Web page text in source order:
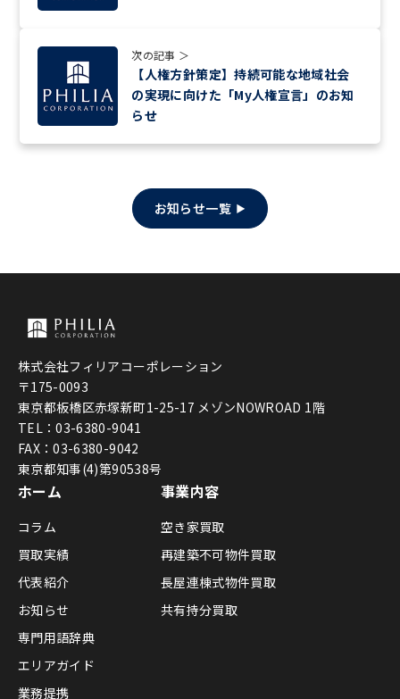
次の記事 ＞
【人権方針策定】持続可能な地域社会
の実現に向けた「My人権宣言」のお知
らせ
お知らせ一覧
株式会社フィリアコーポレーション
〒175-0093
東京都板橋区赤塚新町1-25-17 メゾンNOWROAD 1階
TEL：03-6380-9041
FAX：03-6380-9042
東京都知事(4)第90538号
ホーム
コラム
買取実績
代表紹介
お知らせ
専門用語辞典
エリアガイド
業務提携
事業内容
空き家買取
再建築不可物件買取
長屋連棟式物件買取
共有持分買取